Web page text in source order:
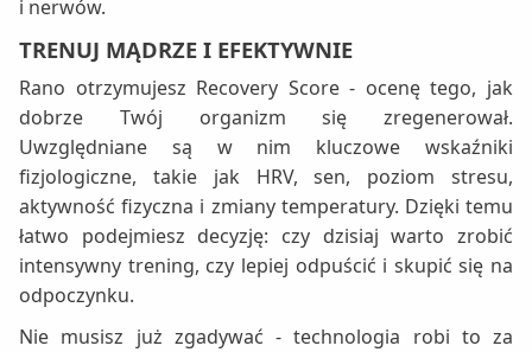
i nerwów.
TRENUJ MĄDRZE I EFEKTYWNIE
Rano otrzymujesz Recovery Score - ocenę tego, jak
dobrze Twój organizm się zregenerował.
Uwzględniane są w nim kluczowe wskaźniki
fizjologiczne, takie jak HRV, sen, poziom stresu,
aktywność fizyczna i zmiany temperatury. Dzięki temu
łatwo podejmiesz decyzję: czy dzisiaj warto zrobić
intensywny trening, czy lepiej odpuścić i skupić się na
odpoczynku.
Nie musisz już zgadywać - technologia robi to za